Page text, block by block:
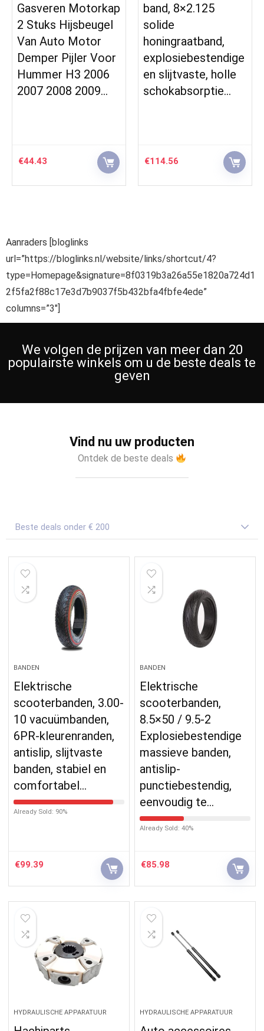
Gasveren Motorkap
2 Stuks Hijsbeugel
Van Auto Motor
Demper Pijler Voor
Hummer H3 2006
2007 2008 2009…
€44.43
band, 8×2.125
solide
honingraatband,
explosiebestendige
en slijtvaste, holle
schokabsorptie…
€114.56
Aanraders [bloglinks
url=”https://bloglinks.nl/website/links/shortcut/4?
type=Homepage&signature=8f0319b3a26a55e1820a724d1
2f5fa2f88c17e3d7b9037f5b432bfa4fbfe4ede”
columns=”3″]
We volgen de prijzen van meer dan 20
populairste winkels om u de beste deals te
geven
Vind nu uw producten
Ontdek de beste deals
Beste deals onder € 200
BANDEN
Elektrische
scooterbanden, 3.00-
10 vacuümbanden,
6PR-kleurenranden,
antislip, slijtvaste
banden, stabiel en
comfortabel…
Already Sold: 90%
€99.39
BANDEN
Elektrische
scooterbanden,
8.5×50 / 9.5-2
Explosiebestendige
massieve banden,
antislip-
punctiebestendig,
eenvoudig te…
Already Sold: 40%
€85.98
HYDRAULISCHE APPARATUUR HYDRAULISCHE APPARATUUR